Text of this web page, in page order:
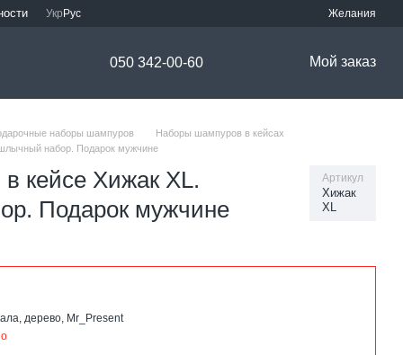
Укр Рус Желания
050 342-00-60 Мой заказ
наборы шампуров
Наборы шампуров в кейсах
набор. Подарок мужчине
кейсе Хижак XL.
Подарок мужчине
Артикул
Хижак
XL
дерево, Mr_Present